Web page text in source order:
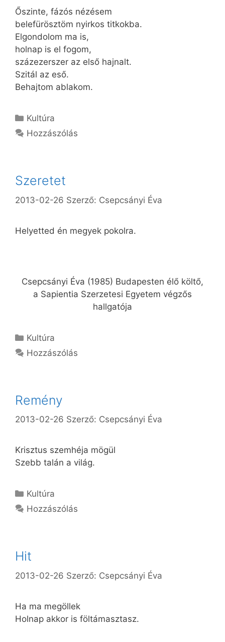
Őszinte, fázós nézésem
belefürösztöm nyirkos titkokba.
Elgondolom ma is,
holnap is el fogom,
százezerszer az első hajnalt.
Szitál az eső.
Behajtom ablakom.
Kategória
Kultúra
Hozzászólás
Szeretet
2013-02-26 Szerző: Csepcsányi Éva
Helyetted én megyek pokolra.
Csepcsányi Éva (1985) Budapesten élő költő,
a Sapientia Szerzetesi Egyetem végzős
hallgatója
Kategória
Kultúra
Hozzászólás
Remény
2013-02-26 Szerző: Csepcsányi Éva
Krisztus szemhéja mögül
Szebb talán a világ.
Kategória
Kultúra
Hozzászólás
Hit
2013-02-26 Szerző: Csepcsányi Éva
Ha ma megöllek
Holnap akkor is föltámasztasz.